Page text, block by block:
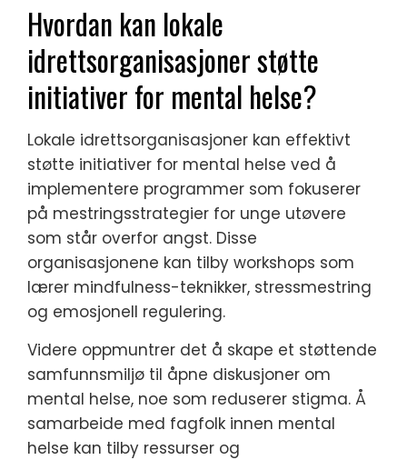
Hvordan kan lokale
idrettsorganisasjoner støtte
initiativer for mental helse?
Lokale idrettsorganisasjoner kan effektivt
støtte initiativer for mental helse ved å
implementere programmer som fokuserer
på mestringsstrategier for unge utøvere
som står overfor angst. Disse
organisasjonene kan tilby workshops som
lærer mindfulness-teknikker, stressmestring
og emosjonell regulering.
Videre oppmuntrer det å skape et støttende
samfunnsmiljø til åpne diskusjoner om
mental helse, noe som reduserer stigma. Å
samarbeide med fagfolk innen mental
helse kan tilby ressurser og